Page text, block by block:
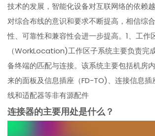
技术的发展，智能化设备对互联网络的依赖
对综合布线的意识和要求不断提高，相信综
性、可靠性和兼容性会进一步提高。1、工作
（WorkLocation)工作区子系统主要负责完
备终端的匹配与连接。该系统主要包括机房
来的面板及信息插座（FD-TO)、连接信息插
线和适配器等非有源配件
连接器的主要用处是什么？